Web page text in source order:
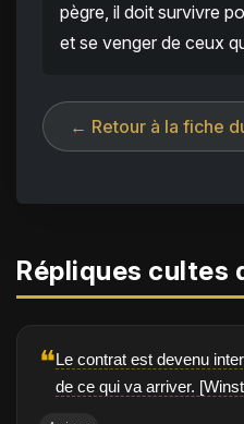
pègre, il doit survivre
et se venger de ceux
← Retour à la fiche
Répliques cultes
❝Le contrat est devenu
de ce qui va arriver.